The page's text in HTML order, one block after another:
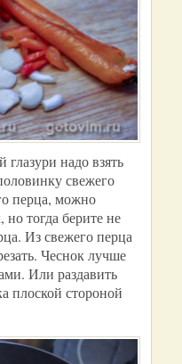
глазури надо взять
свежего
перца, можно
но тогда берите не
Из свежего перца
Чеснок лучше
Или раздавить
плоской стороной